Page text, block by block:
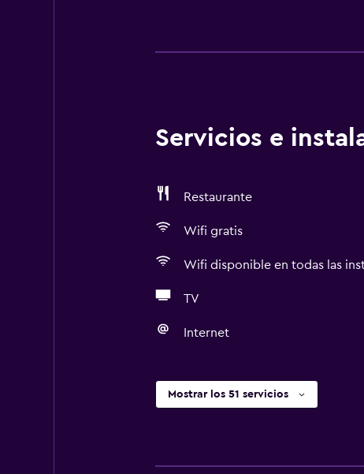
Servicios e
Restaurante
Wifi gratis
Wifi disponible en todas las
TV
Internet
Mostrar los 51 servicios